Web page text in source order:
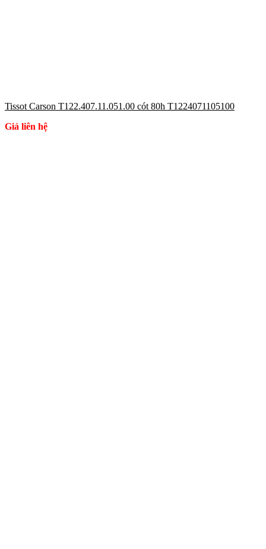
Tissot Carson T122.407.11.051.00 cót 80h T1224071105100
Giá liên hệ